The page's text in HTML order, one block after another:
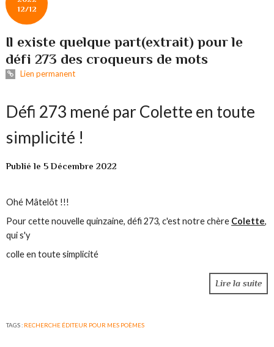
12/12
Il existe quelque part(extrait) pour le
défi 273 des croqueurs de mots
Lien permanent
Défi 273 mené par Colette en toute
simplicité !
Publié le 5 Décembre 2022
Ohé Mâtelôt !!!
Pour cette nouvelle quinzaine, défi 273, c'est notre chère Colette,
qui s'y
colle en toute simplicité
Lire la suite
TAGS : RECHERCHE ÉDITEUR POUR MES POÈMES